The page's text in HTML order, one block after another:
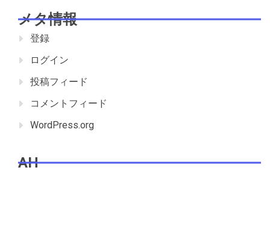
メタ情報
登録
ログイン
投稿フィード
コメントフィード
WordPress.org
AH